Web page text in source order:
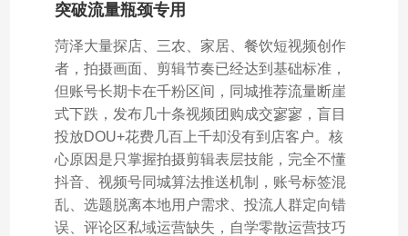
突破流量瓶颈专用
菏泽大量探店、三农、家居、餐饮短视频创作
者，拍摄画面、剪辑节奏已经达到基础标准，
但账号长期卡在千粉区间，同城推荐流量断崖
式下跌，发布几十条视频团购成交寥寥，盲目
投放DOU+花费几百上千却没有到店客户。核
心原因是只掌握拍摄剪辑表层技能，完全不懂
抖音、视频号同城算法推送机制，账号标签混
乱、选题脱离本地用户需求、投流人群定向错
误、评论区私域运营缺失，自学零散运营技巧